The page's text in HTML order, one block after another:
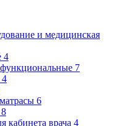
и медицинская
4
7
4
6
8
кабинета врача 4